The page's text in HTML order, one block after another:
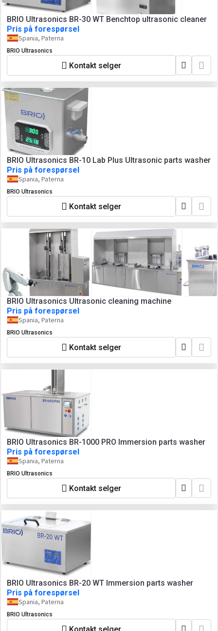
BRIO Ultrasonics BR-30 WT Benchtop ultrasonic cleaner
Pris på forespørsel
Spania, Paterna
BRIO Ultrasonics
Kontakt selger
BRIO Ultrasonics BR-10 Lab Plus Ultrasonic parts washer
Pris på forespørsel
Spania, Paterna
BRIO Ultrasonics
Kontakt selger
BRIO Ultrasonics Ultrasonic cleaning machine
Pris på forespørsel
Spania, Paterna
BRIO Ultrasonics
Kontakt selger
BRIO Ultrasonics BR-1000 PRO Immersion parts washer
Pris på forespørsel
Spania, Paterna
BRIO Ultrasonics
Kontakt selger
BRIO Ultrasonics BR-20 WT Immersion parts washer
Pris på forespørsel
Spania, Paterna
BRIO Ultrasonics
Kontakt selger